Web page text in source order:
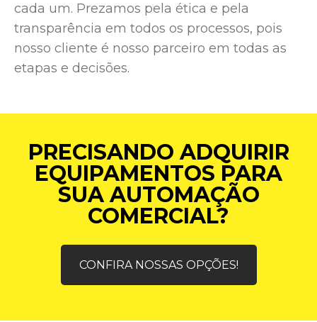
cada um. Prezamos pela ética e pela
transparência em todos os processos, pois
nosso cliente é nosso parceiro em todas as
etapas e decisões.
PRECISANDO ADQUIRIR
EQUIPAMENTOS PARA
SUA AUTOMAÇÃO
COMERCIAL?
CONFIRA NOSSAS OPÇÕES!